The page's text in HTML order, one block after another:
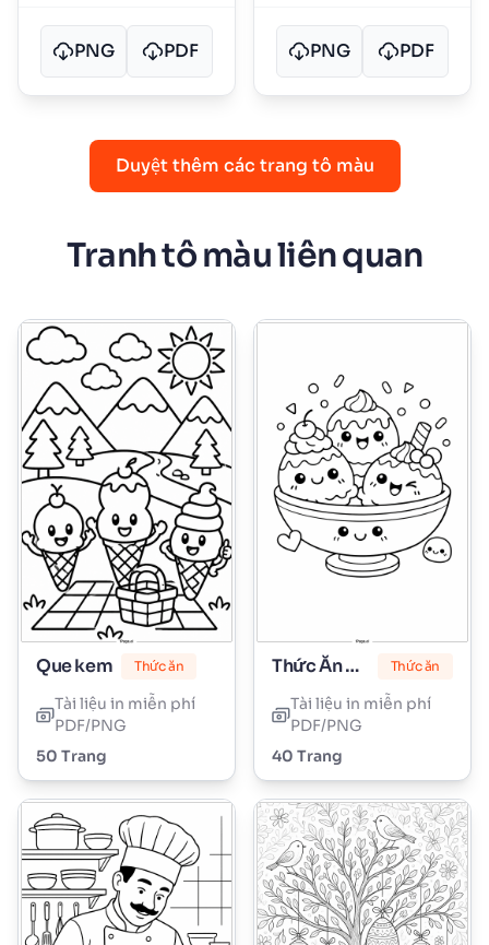
PNG PDF PNG PDF
Duyệt thêm các trang tô màu
Tranh tô màu liên quan
Que kem Thức ăn
Tài liệu in miễn phí
PDF/PNG
50 Trang
Thức Ăn Dễ Thương Thức ăn
Tài liệu in miễn phí
PDF/PNG
40 Trang